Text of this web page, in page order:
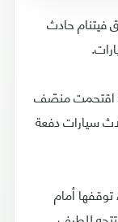
حادث
اقتحمت منصّف
سيارات دفعة
توقفها أمام